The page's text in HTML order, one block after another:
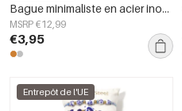
Bague minimaliste en acier inoxydable, forme elliptique, collection Simple Daily Simple, bijoux pour femmes
MSRP €12,99
€3,95
Entrepôt de l'UE